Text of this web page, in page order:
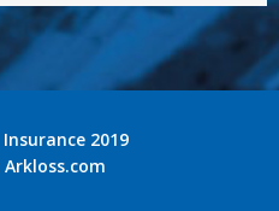
2019
Arkloss.com